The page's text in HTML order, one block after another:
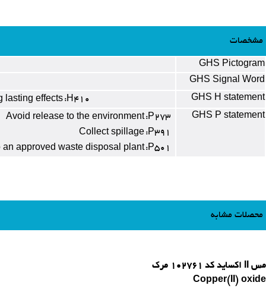
مشخصات
GHS Pictogram
GHS Signal Word
GHS H statement
H410:
lasting effects
GHS P statement
P273:
Avoid release to the environment
P391:
Collect spillage
P501:
approved waste disposal plant
محصلات مشابه
مس II اکساید کد 102761 مرک
Copper(II) oxide